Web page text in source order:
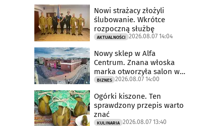
Nowi strażacy złożyli
ślubowanie. Wkrótce
rozpoczną służbę
AKTUALNOŚCI 2026.08.07 14:04
Nowy sklep w Alfa
Centrum. Znana włoska
marka otworzyła salon w
Białymstoku
BIZNES 2026.08.07 14:00
Ogórki kiszone. Ten
sprawdzony przepis warto
znać
KULINARIA 2026.08.07 13:40